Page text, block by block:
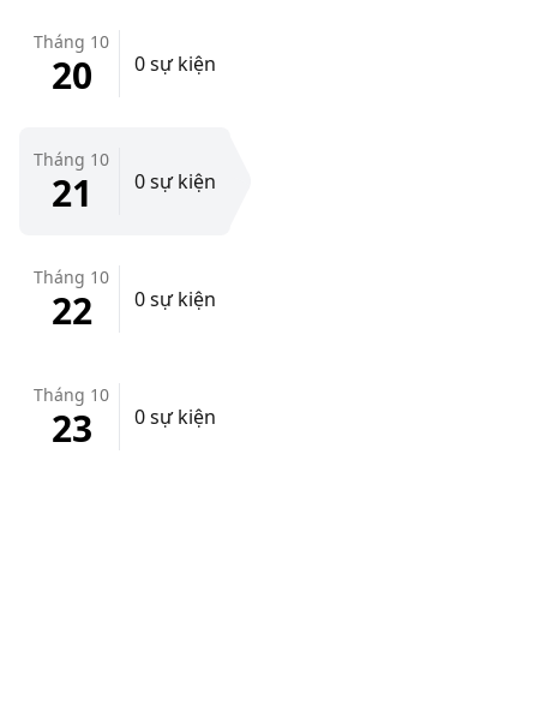
Tháng 10
20 0 sự kiện
Tháng 10
21 0 sự kiện
Tháng 10
22 0 sự kiện
Tháng 10
23 0 sự kiện